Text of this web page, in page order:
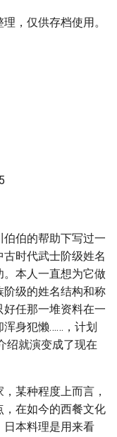
，仅供存档使用。
伯的帮助下写过一
时代武士阶级姓名
本人一直想为它做
级的姓名结构和称
任那一堆资料在一
浑身犯懒……，计划
绍就演变成了现在
某种程度上而言，
在如今的西餐文化
日本料理是用来看